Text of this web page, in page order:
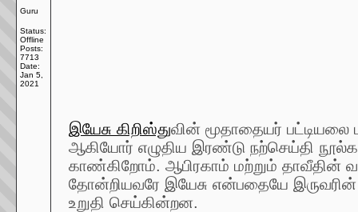
Guru
Status:
Offline
Posts:
7713
Date:
Jan 5,
2021
இயேசு கிறிஸ்துவின் மூதாதையர் பட்டியலை
ஆகியோர் எழுதிய இரண்டு நற்செய்தி
காண்கிறோம். ஆபிரகாம் மற்றும் தாவீதின்
தோன்றியவரே இயேசு என்பதையே இருவரின்
உறுதி செய்கின்றன.